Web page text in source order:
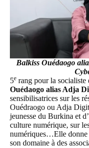
Balkiss Ouédaogo
5e rang pour la socialiste
Ouédaogo alias Adja
sensibilisatrices sur les
Ouédraogo ou Adja
jeunesse du Burkina et
culture numérique, sur
numériques…Elle donne
son domaine à des